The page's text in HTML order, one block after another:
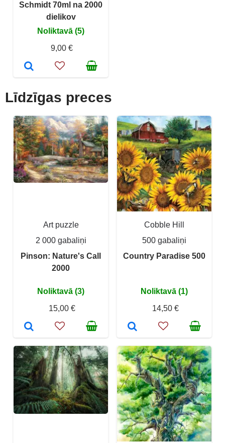
Schmidt 70ml na 2000
dielikov
Noliktavā (5)
9,00 €
Līdzīgas preces
Art puzzle
2 000 gabaliņi
Pinson: Nature's Call
2000
Noliktavā (3)
15,00 €
Cobble Hill
500 gabaliņi
Country Paradise 500
Noliktavā (1)
14,50 €